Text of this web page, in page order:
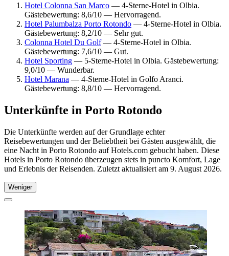
Hotel Colonna San Marco — 4-Sterne-Hotel in Olbia.
Gästebewertung: 8,6/10 — Hervorragend.
Hotel Palumbalza Porto Rotondo — 4-Sterne-Hotel in Olbia.
Gästebewertung: 8,2/10 — Sehr gut.
Colonna Hotel Du Golf— 4-Sterne-Hotel in Olbia.
Gästebewertung: 7,6/10 — Gut.
Hotel Sporting — 5-Sterne-Hotel in Olbia. Gästebewertung:
9,0/10 — Wunderbar.
Hotel Marana — 4-Sterne-Hotel in Golfo Aranci.
Gästebewertung: 8,8/10 — Hervorragend.
Unterkünfte in Porto Rotondo
Die Unterkünfte werden auf der Grundlage echter
Reisebewertungen und der Beliebtheit bei Gästen ausgewählt, die
eine Nacht in Porto Rotondo auf Hotels.com gebucht haben. Diese
Hotels in Porto Rotondo überzeugen stets in puncto Komfort, Lage
und Erlebnis der Reisenden. Zuletzt aktualisiert am 9. August 2026.
Weniger